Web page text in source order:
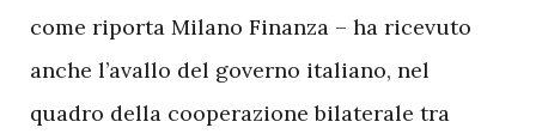
come riporta Milano Finanza – ha ricevuto
anche l’avallo del governo italiano, nel
quadro della cooperazione bilaterale tra